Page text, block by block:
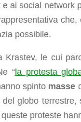
ai social network
che,
possibile.
Krastev, le cui
“la protesta
spinto masse
globo terrestre,
proteste